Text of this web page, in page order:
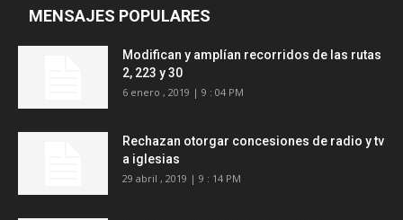
MENSAJES POPULARES
Modifican y amplían recorridos de las rutas
2, 223 y 30
6 enero , 2019 | 9 : 04 PM
Rechazan otorgar concesiones de radio y tv
a iglesias
29 abril , 2019 | 9 : 14 PM